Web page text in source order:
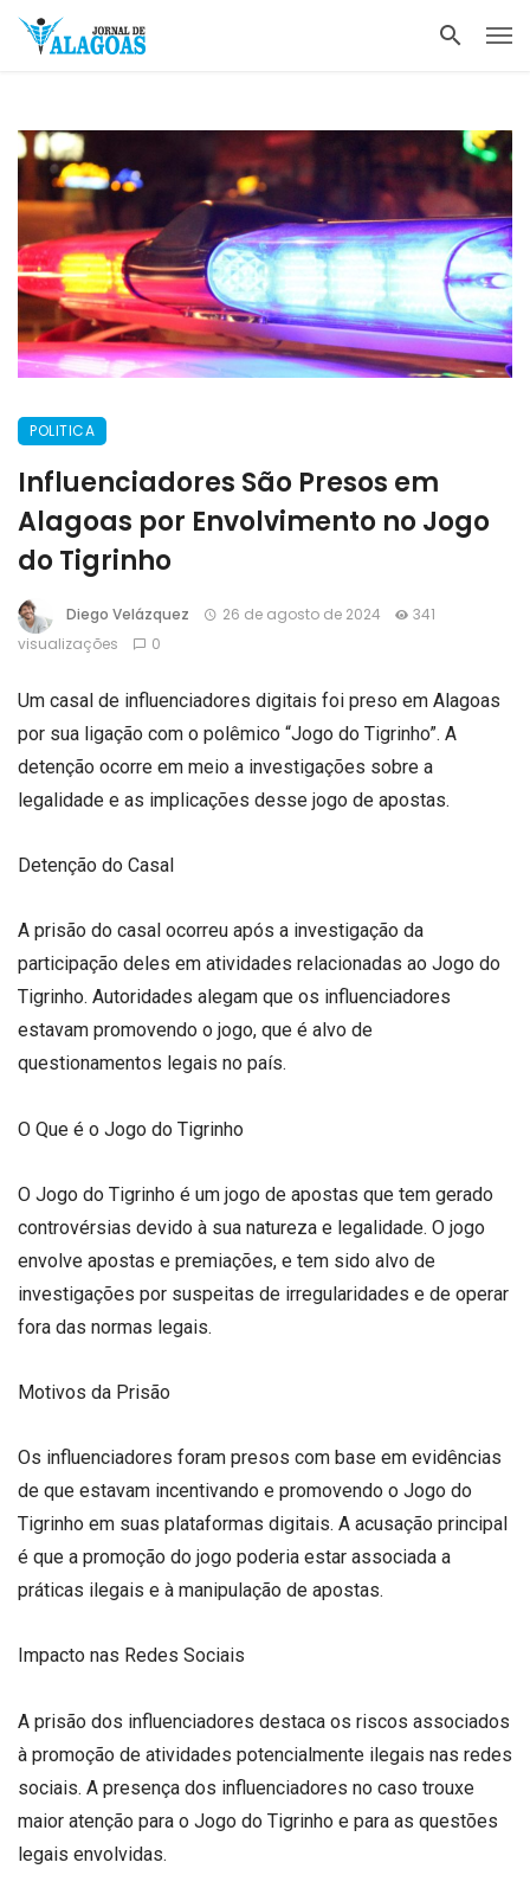
POLITICA
Influenciadores São Presos em
Alagoas por Envolvimento no Jogo
do Tigrinho
Diego Velázquez 26 de agosto de 2024
341
visualizações
0
Um casal de influenciadores digitais foi preso em Alagoas
por sua ligação com o polêmico “Jogo do Tigrinho”. A
detenção ocorre em meio a investigações sobre a
legalidade e as implicações desse jogo de apostas.
Detenção do Casal
A prisão do casal ocorreu após a investigação da
participação deles em atividades relacionadas ao Jogo do
Tigrinho. Autoridades alegam que os influenciadores
estavam promovendo o jogo, que é alvo de
questionamentos legais no país.
O Que é o Jogo do Tigrinho
O Jogo do Tigrinho é um jogo de apostas que tem gerado
controvérsias devido à sua natureza e legalidade. O jogo
envolve apostas e premiações, e tem sido alvo de
investigações por suspeitas de irregularidades e de operar
fora das normas legais.
Motivos da Prisão
Os influenciadores foram presos com base em evidências
de que estavam incentivando e promovendo o Jogo do
Tigrinho em suas plataformas digitais. A acusação principal
é que a promoção do jogo poderia estar associada a
práticas ilegais e à manipulação de apostas.
Impacto nas Redes Sociais
A prisão dos influenciadores destaca os riscos associados
à promoção de atividades potencialmente ilegais nas redes
sociais. A presença dos influenciadores no caso trouxe
maior atenção para o Jogo do Tigrinho e para as questões
legais envolvidas.